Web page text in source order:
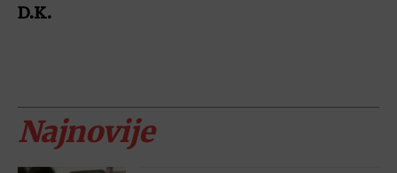
D.K.
Najnovije